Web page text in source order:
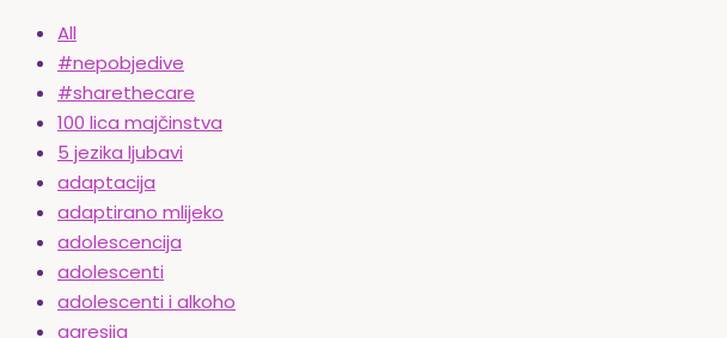
All
#nepobjedive
#sharethecare
100 lica majčinstva
5 jezika ljubavi
adaptacija
adaptirano mlijeko
adolescencija
adolescenti
adolescenti i alkoho
agresija